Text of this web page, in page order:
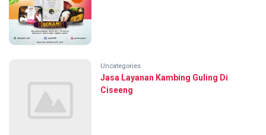
Uncategories
Jasa Layanan Kambing Guling Di
Ciseeng